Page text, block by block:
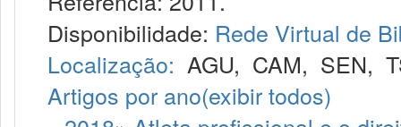
Disponibilidade: Rede Virtual de
Localização: AGU, CAM, SEN,
Artigos por ano(exibir todos)